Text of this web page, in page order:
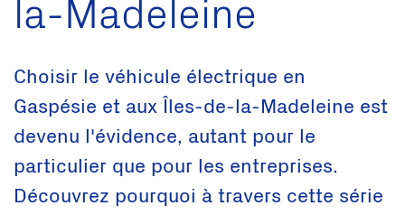
la-Madeleine
Choisir le véhicule électrique en
Gaspésie et aux Îles-de-la-Madeleine est
devenu l'évidence, autant pour le
particulier que pour les entreprises.
Découvrez pourquoi à travers cette série